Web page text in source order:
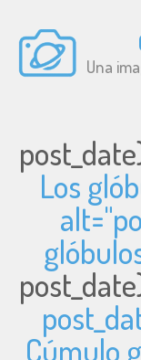
Una
Los
alt="
Cúmulo